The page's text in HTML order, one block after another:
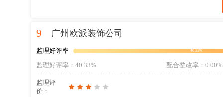
时拍照留底，避免后续扇灰施工覆
9 广州欧派装饰公司
监理好评率 40.33%
监理好评率 ：40.33% 配合整改率：0.00%
监理评
价：